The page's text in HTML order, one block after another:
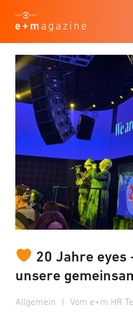
20 Jahre eyes
unsere
Allgemein I Vom e+m HR